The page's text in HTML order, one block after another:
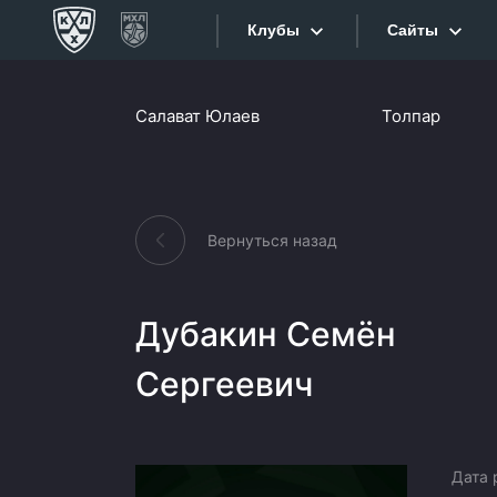
Клубы
Конференция «Запад»
ХК Сочи
Дивизион Тарасова
Динамо М
Сайты
Сайты
Салават Юлаев Толпар
Вернуться назад
Дубакин Семён
Сергеевич
Дата